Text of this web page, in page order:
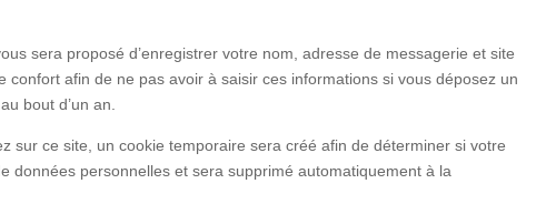
sera proposé d’enregistrer votre nom, adresse de messagerie et site
confort afin de ne pas avoir à saisir ces informations si vous déposez un
bout d’un an.
sur ce site, un cookie temporaire sera créé afin de déterminer si votre
données personnelles et sera supprimé automatiquement à la